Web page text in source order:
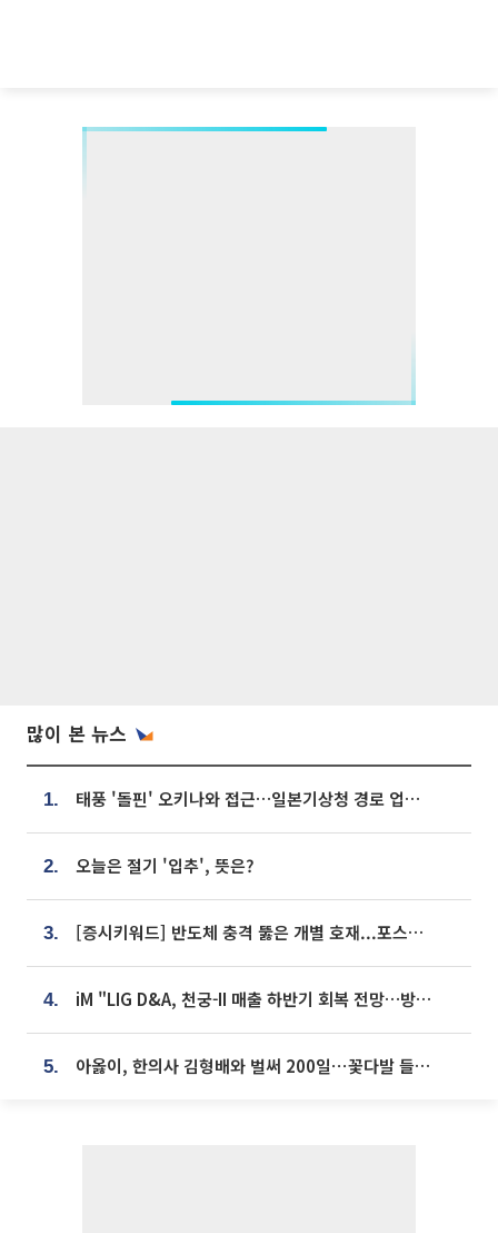
많이 본 뉴스
1. 태풍 '돌핀' 오키나와 접근…일본기상청 경로 업데이트
2. 오늘은 절기 '입추', 뜻은?
3. [증시키워드] 반도체 충격 뚫은 개별 호재...포스코퓨처엠·에코프로·한화솔루션 '눈길'
4. iM "LIG D&A, 천궁-II 매출 하반기 회복 전망…방산 톱픽 유지"
5. 아옳이, 한의사 김형배와 벌써 200일⋯꽃다발 들고 "프러포즈 아냐"